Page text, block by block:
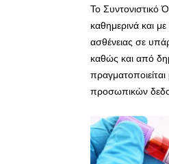
Το Συντονιστικό
καθημερινά και
ασθένειας σε
καθώς και από
προσωπικών